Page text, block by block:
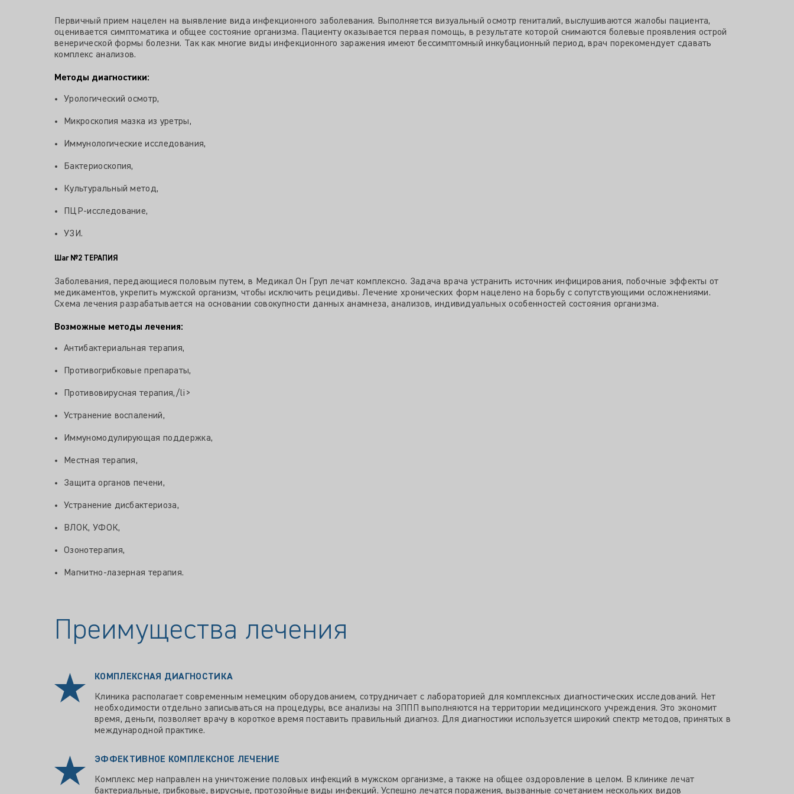
Первичный прием нацелен на выявление вида инфекционного заболевания. Выполняется визуальный осмотр гениталий, выслушиваются жалобы пациента,
оценивается симптоматика и общее состояние организма. Пациенту оказывается первая помощь, в результате которой снимаются болевые проявления острой
венерической формы болезни. Так как многие виды инфекционного заражения имеют бессимптомный инкубационный период, врач порекомендует сдавать
комплекс анализов.
Методы диагностики:
Урологический осмотр,
Микроскопия мазка из уретры,
Иммунологические исследования,
Бактериоскопия,
Культуральный метод,
ПЦР-исследование,
УЗИ.
Шаг №2 ТЕРАПИЯ
Заболевания, передающиеся половым путем, в Медикал Он Груп лечат комплексно. Задача врача устранить источник инфицирования, побочные эффекты от
медикаментов, укрепить мужской организм, чтобы исключить рецидивы. Лечение хронических форм нацелено на борьбу с сопутствующими осложнениями.
Схема лечения разрабатывается на основании совокупности данных анамнеза, анализов, индивидуальных особенностей состояния организма.
Возможные методы лечения:
Антибактериальная терапия,
Противогрибковые препараты,
Противовирусная терапия,/li>
Устранение воспалений,
Иммуномодулирующая поддержка,
Местная терапия,
Защита органов печени,
Устранение дисбактериоза,
ВЛОК, УФОК,
Озонотерапия,
Магнитно-лазерная терапия.
Преимущества лечения
КОМПЛЕКСНАЯ ДИАГНОСТИКА
Клиника располагает современным немецким оборудованием, сотрудничает с лабораторией для комплексных диагностических исследований. Нет
необходимости отдельно записываться на процедуры, все анализы на ЗППП выполняются на территории медицинского учреждения. Это экономит
время, деньги, позволяет врачу в короткое время поставить правильный диагноз. Для диагностики используется широкий спектр методов, принятых в
международной практике.
ЭФФЕКТИВНОЕ КОМПЛЕКСНОЕ ЛЕЧЕНИЕ
Комплекс мер направлен на уничтожение половых инфекций в мужском организме, а также на общее оздоровление в целом. В клинике лечат
бактериальные, грибковые, вирусные, протозойные виды инфекций. Успешно лечатся поражения, вызванные сочетанием нескольких видов